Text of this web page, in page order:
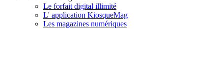
Le forfait digital illimité
L' application KiosqueMag
Les magazines numériques